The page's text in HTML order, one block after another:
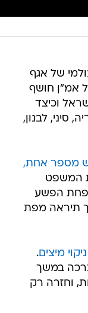
של אגף
אמ"ן חושף
וכיצד
סיני, לבנון,
מספר אחת,
המשפט
הפשע
תיראה מפת
מיצים.
במשך
וחזרה רק